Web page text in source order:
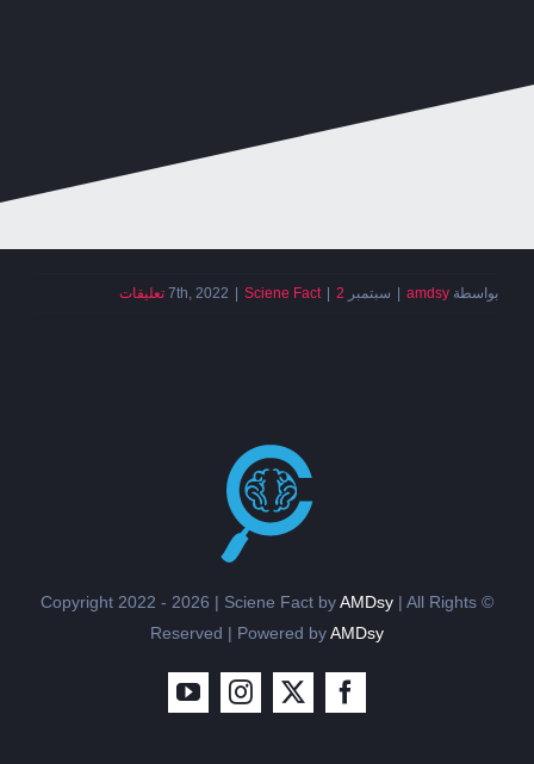
بواسطة amdsy سبتمبر 7th, 2022 Sciene Fact 2 تعليقات
© Copyright 2022 - 2026 | Sciene Fact by
AMDsy | All Rights
Reserved | Powered byAMDsy